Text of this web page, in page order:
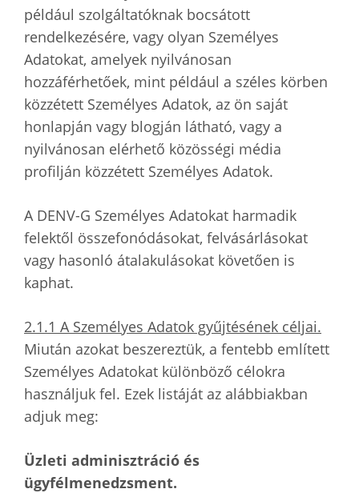
például szolgáltatóknak bocsátott
rendelkezésére, vagy olyan Személyes
Adatokat, amelyek nyilvánosan
hozzáférhetőek, mint például a széles körben
közzétett Személyes Adatok, az ön saját
honlapján vagy blogján látható, vagy a
nyilvánosan elérhető közösségi média
profilján közzétett Személyes Adatok.
A DENV-G Személyes Adatokat harmadik
felektől összefonódásokat, felvásárlásokat
vagy hasonló átalakulásokat követően is
kaphat.
2.1.1 A Személyes Adatok gyűjtésének céljai.
Miután azokat beszereztük, a fentebb említett
Személyes Adatokat különböző célokra
használjuk fel. Ezek listáját az alábbiakban
adjuk meg:
Üzleti adminisztráció és
ügyfélmenedzsment.